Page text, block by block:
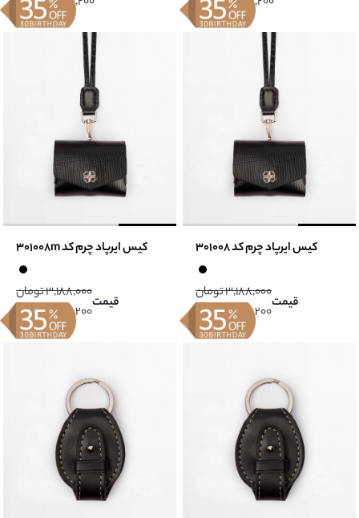
کیس ایرپاد چرم کد 301008
قیمت
3,188,000 تومان
2,072,200 تومان
کیس ایرپاد چرم کد 301008m
قیمت
3,188,000 تومان
2,072,200 تومان